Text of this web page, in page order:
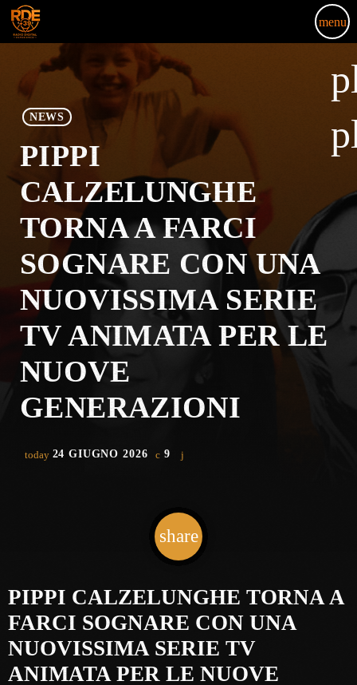
menu
NEWS
PIPPI
CALZELUNGHE
TORNA A FARCI
SOGNARE CON UNA
NUOVISSIMA SERIE
TV ANIMATA PER LE
NUOVE
GENERAZIONI
today 24 GIUGNO 2026 9
share
email
PIPPI CALZELUNGHE TORNA A
FARCI SOGNARE CON UNA
NUOVISSIMA SERIE TV
ANIMATA PER LE NUOVE